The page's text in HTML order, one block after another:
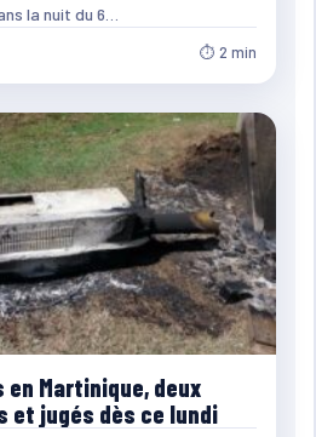
la nuit du 6…
⏱ 2 min
en Martinique, deux
et jugés dès ce lundi